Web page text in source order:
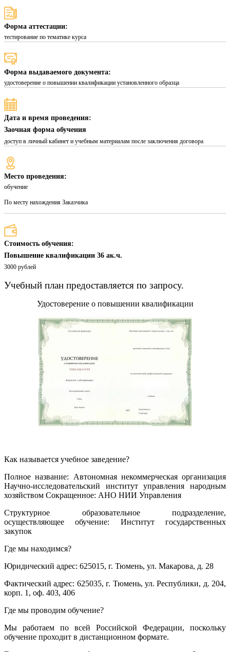
Форма аттестации:
тестирование по тематике курса
Форма выдаваемого документа:
удостоверение о повышении квалификации установленного образца
Дата и время проведения:
Заочная форма обучения
доступ в личный кабинет и учебным материалам после заключения договора
Место проведения:
обучение
По месту нахождения Заказчика
Стоимость обучения:
Повышение квалификации 36 ак.ч.
3000 рублей
Учебный план предоставляется по запросу.
Удостоверение о повышении квалификации
Как называется учебное заведение?
Полное название: Автономная некоммерческая организация
Научно-исследовательский институт управления народным
хозяйством Сокращенное: АНО НИИ Управления
Структурное образовательное подразделение,
осуществляющее обучение: Институт государственных
закупок
Где мы находимся?
Юридический адрес: 625015, г. Тюмень, ул. Макарова, д. 28
Фактический адрес: 625035, г. Тюмень, ул. Республики, д. 204,
корп. 1, оф. 403, 406
Где мы проводим обучение?
Мы работаем по всей Российской Федерации, поскольку
обучение проходит в дистанционном формате.